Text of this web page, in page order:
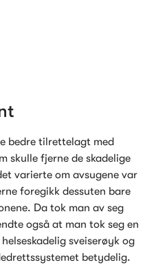
bedre tilrettelagt med
skulle fjerne de skadelige
varierte om avsugene var
foregikk dessuten bare
Da tok man av seg
også at man tok seg en
sveiserøyk og
betydelig.